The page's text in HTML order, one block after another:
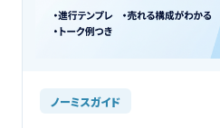
ノーミスガイド